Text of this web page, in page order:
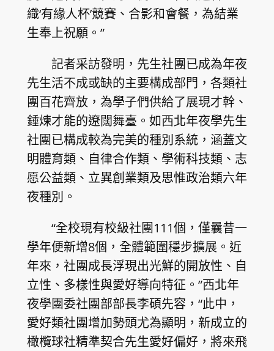
織‘有緣人杯’競賽、合影和會餐，為結業
生奉上祝願。”
記者采訪發明，先生社團已成為年夜
先生活不成或缺的主要構成部門，各類社
團百花齊放，為學子們供給了展現才幹、
錘煉才能的遼闊舞臺。如西北年夜學先生
社團已構成較為完美的種別系統，涵蓋文
明體育類、自律合作類、學術科技類、志
愿公益類、立異創業類及思惟政治類六年
夜種別。
“全校現有校級社團111個，僅曩昔一
學年便新增8個，全體範圍穩步擴展。近
年來，社團成長浮現出光鮮的開放性、自
立性、多樣性與愛好導向特征。”西北年
夜學團委社團部部長李碩先容，“此中，
愛好類社團增加勢頭尤為顯明，新成立的
橄欖球社精準契合先生愛好偏好，將來飛